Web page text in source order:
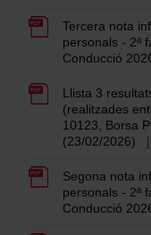
Tercera nota
personals - 2ª
Conducció
Llista 3
(realitzades
10123, Borsa
(23/02/2026)
Segona nota
personals - 2ª
Conducció